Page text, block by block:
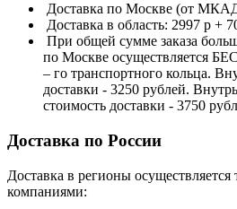
Доставка по Москве (от
Доставка в область: 2997 р
При общей сумме заказа
по Москве осуществляется
– го транспортного кольца.
доставки - 3250 рублей.
стоимость доставки - 3750
Доставка по России
Доставка в регионы
компаниями: